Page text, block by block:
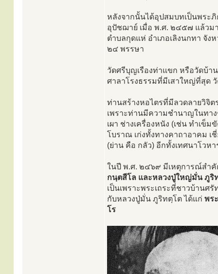
หลังจากนั้นได้อุปสมบทเป็นพระ
อุปัชฌาย์ เมื่อ พ.ศ. ๒๔๕๗ แล้วม
ตำบลกุดแห่ อำเภอเลิงนกทา จัง
๒๔ พรรษา
วัดศรีบุญเรืองท่าแขก หรือวัดบ้า
ศาลาโรงธรรมที่มีเสาใหญ่ที่สุด
ท่านสร้างหอไตรที่มีลวดลายวิจิ
เพราะท่านมีความชำนาญในทา
เผา ช่างเครื่องหนัง (เช่น ทำเข็
โบราณ เก่งทั้งทางคาถาอาคม
(ย่าน คือ กลัว) อีกทั้งเทศนาโวห
ในปี พ.ศ. ๒๔๖๙ มีเหตุการณ์สำ
กนฺตสีโล และหลวงปู่ใหญ่มั่น ภูริ
เป็นเพราะพระเถระที่ชาวบ้าน
กับหลวงปู่มั่น ภูริทตฺโต ได้แก่ พร
โร